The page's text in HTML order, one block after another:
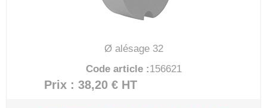
Ø alésage 32
Code article :156621
Prix : 38,20 € HT